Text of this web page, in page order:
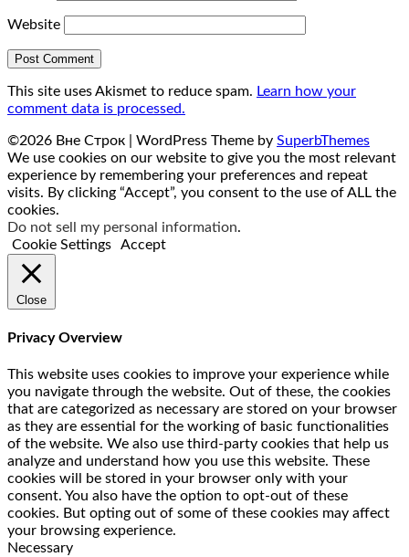
Website
This site uses Akismet to reduce spam. Learn how your
comment data is processed.
©2026 Вне Строк | WordPress Theme by SuperbThemes
We use cookies on our website to give you the most relevant
experience by remembering your preferences and repeat
visits. By clicking “Accept”, you consent to the use of ALL the
cookies.
Do not sell my personal information.
Cookie Settings
Accept
Close
Privacy Overview
This website uses cookies to improve your experience while
you navigate through the website. Out of these, the cookies
that are categorized as necessary are stored on your browser
as they are essential for the working of basic functionalities
of the website. We also use third-party cookies that help us
analyze and understand how you use this website. These
cookies will be stored in your browser only with your
consent. You also have the option to opt-out of these
cookies. But opting out of some of these cookies may affect
your browsing experience.
Necessary